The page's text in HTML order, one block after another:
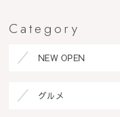
Category
NEW OPEN
グルメ